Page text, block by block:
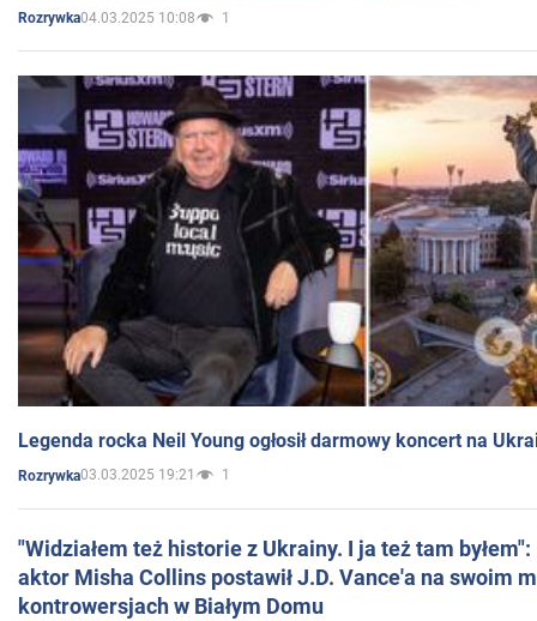
Rozrywka04.03.2025 10:08 1
Legenda rocka Neil Young ogłosił darmowy koncert na
Rozrywka03.03.2025 19:21 1
"Widziałem też historie z Ukrainy. I ja też tam
aktor Misha Collins postawił J.D. Vance'a na swoim
kontrowersjach w Białym Domu